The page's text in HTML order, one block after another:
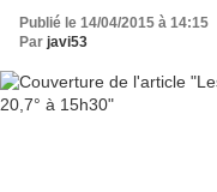
Publié le 14/04/2015 à 14:15
Par javi53